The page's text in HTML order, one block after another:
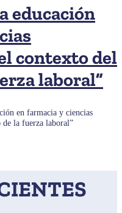
educación
contexto del
laboral”
en farmacia y ciencias
de la fuerza laboral”